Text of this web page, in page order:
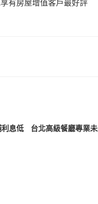
有房屋增值客戶最好評
息低
台北高級餐廳專業